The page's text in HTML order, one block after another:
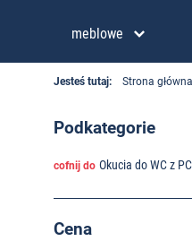
meblowe
Jesteś tutaj: Strona główna
Podkategorie
cofnij do Okucia do WC z
Cena